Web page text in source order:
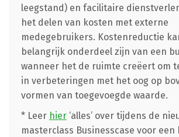
leegstand) en facilitaire
het delen van kosten met externe
medegebruikers. Kostenreductie
belangrijk onderdeel zijn van een
wanneer het de ruimte creëert om
in verbeteringen met het oog op
vormen van toegevoegde waarde.
* Leer hier‘alles’ over tijdens de
masterclass Businesscase voor een